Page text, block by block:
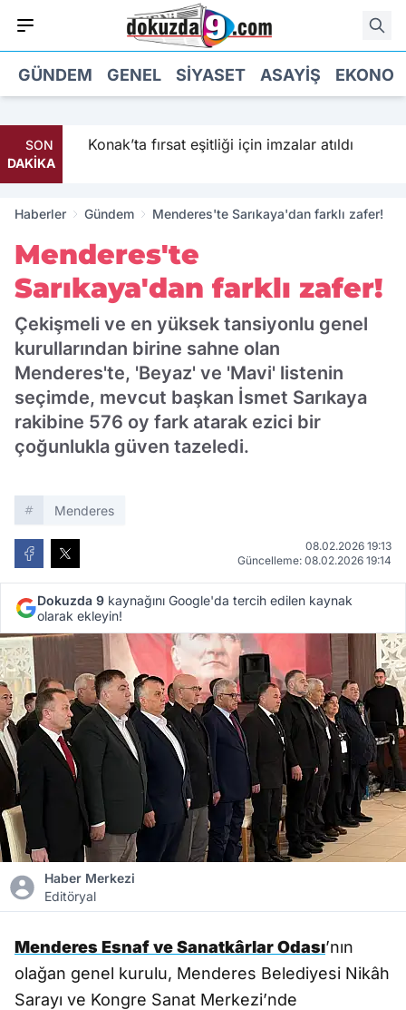
GÜNDEM GENEL SIYASET ASAYIŞ
SON
DAKİKA
Konak’ta fırsat eşitliği için imzalar atıldı
Haberler Gündem Menderes'te Sarıkaya'dan farklı zafer!
Menderes'te
Sarıkaya'dan farklı zafer!
Çekişmeli ve en yüksek tansiyonlu genel
kurullarından birine sahne olan
Menderes'te, 'Beyaz' ve 'Mavi' listenin
seçimde, mevcut başkan İsmet Sarıkaya
rakibine 576 oy fark atarak ezici bir
çoğunlukla güven tazeledi.
Menderes
08.02.2026 19:13
Güncelleme: 08.02.2026 19:14
Dokuzda 9 kaynağını Google'da tercih edilen kaynak
olarak ekleyin!
Haber Merkezi
Editöryal
Menderes Esnaf ve Sanatkârlar Odası’nın
olağan genel kurulu, Menderes Belediyesi Nikâh
Sarayı ve Kongre Sanat Merkezi’nde